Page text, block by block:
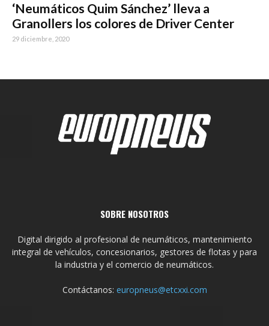
‘Neumáticos Quim Sánchez’ lleva a
Granollers los colores de Driver Center
29 diciembre, 2020
SOBRE NOSOTROS
Digital dirigido al profesional de neumáticos, mantenimiento
integral de vehículos, concesionarios, gestores de flotas y para
la industria y el comercio de neumáticos.
Contáctanos: europneus@etcxxi.com